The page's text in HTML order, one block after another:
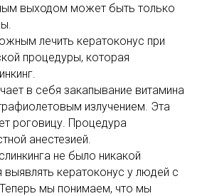
выходом может быть только
лечить кератоконус при
процедуры, которая
в себя закапывание витамина
излучением. Эта
роговицу. Процедура
анестезией.
не было никакой
кератоконус у людей с
мы понимаем, что мы